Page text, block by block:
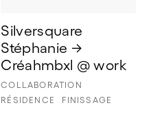
Silversquare
Stéphanie →
Créahmbxl @ work
COLLABORATION
RÉSIDENCE
FINISSAGE